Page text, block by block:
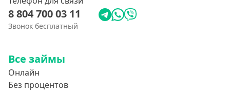
8 804 700 03 11
Звонок бесплатный
Все займы
Онлайн
Без процентов